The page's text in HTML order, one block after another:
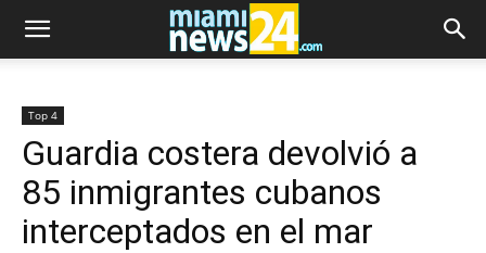
Top 4
Guardia costera devolvió a
85 inmigrantes cubanos
interceptados en el mar